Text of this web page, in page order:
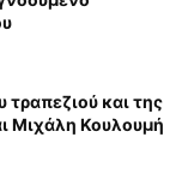
και της
Μιχάλη Κουλουμή